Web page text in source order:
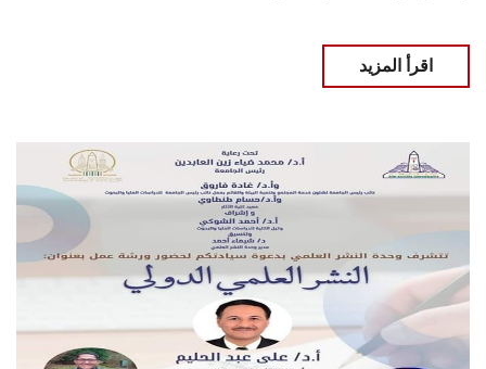
اقرأ المزيد